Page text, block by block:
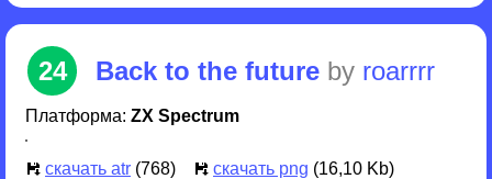
24 Back to the future by roarrrr
Платформа: ZX Spectrum